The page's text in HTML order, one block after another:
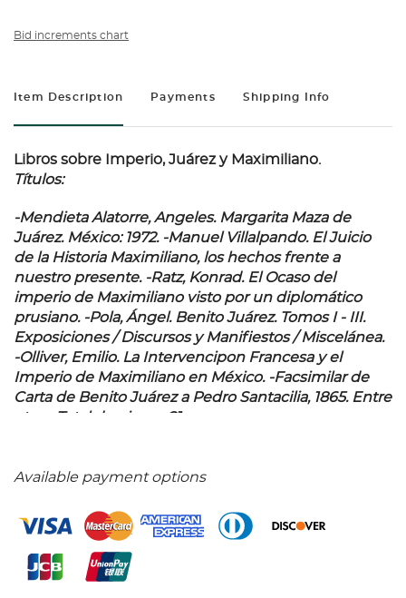
Bid increments chart
Item Description Payments Shipping Info
Libros sobre Imperio, Juárez y Maximiliano.
Títulos:
-Mendieta Alatorre, Angeles. Margarita Maza de
Juárez. México: 1972. -Manuel Villalpando. El Juicio
de la Historia Maximiliano, los hechos frente a
nuestro presente. -Ratz, Konrad. El Ocaso del
imperio de Maximiliano visto por un diplomático
prusiano. -Pola, Ángel. Benito Juárez. Tomos I - III.
Exposiciones / Discursos y Manifiestos / Miscelánea.
-Olliver, Emilio. La Intervencipon Francesa y el
Imperio de Maximiliano en México. -Facsimilar de
Carta de Benito Juárez a Pedro Santacilia, 1865. Entre
otros. Total de piezas: 21.
Available payment options